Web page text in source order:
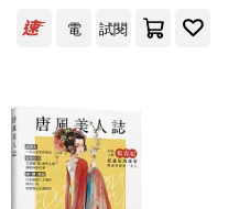
寒川子(1)
電
試閱